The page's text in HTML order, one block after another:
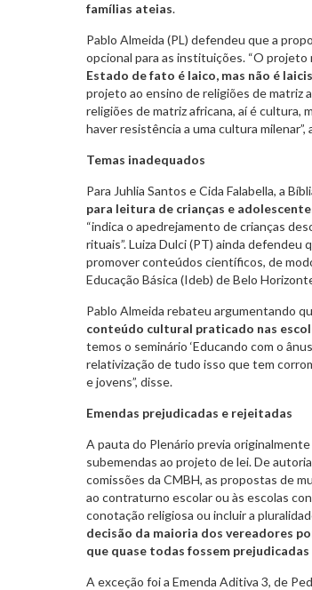
famílias ateias.
Pablo Almeida (PL) defendeu que a
opcional para as instituições. “O projeto
Estado de fato é laico, mas não é
projeto ao ensino de religiões de matriz
religiões de matriz africana, aí é cultura,
haver resistência a uma cultura milenar”,
Temas inadequados
Para Juhlia Santos e Cida Falabella, a
para leitura de crianças e
“indica o apedrejamento de crianças
rituais”. Luiza Dulci (PT) ainda
promover conteúdos científicos, de
Educação Básica (Ideb) de Belo
Pablo Almeida rebateu argumentando
conteúdo cultural praticado nas
temos o seminário ‘Educando com o
relativização de tudo isso que tem
e jovens”, disse.
Emendas prejudicadas e rejeitadas
A pauta do Plenário previa
subemendas ao projeto de lei. De
comissões da CMBH, as propostas de
ao contraturno escolar ou às escolas
conotação religiosa ou incluir a
decisão da maioria dos vereadores
que quase todas fossem
A exceção foi a Emenda Aditiva 3, de